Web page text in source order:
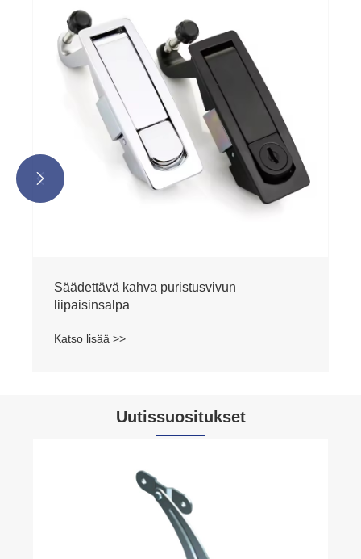
Säädettävä kahva puristusvivun
liipaisinsalpa
Katso lisää >>


Uutissuositukset